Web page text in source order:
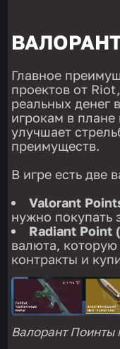
Главное
проектов от
реальных денег
игрокам в
улучшает
преимуществ.
В игре есть две
Valorant
нужно покупать
Radiant Point
валюта,
контракты и
Валорант Поинты